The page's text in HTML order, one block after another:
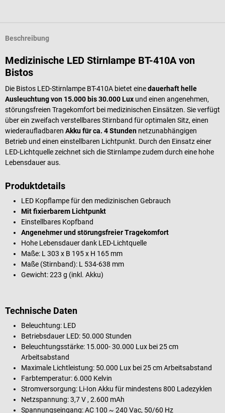
Beschreibung
Medizinische LED Stirnlampe BT-410A von
Bistos
Die Bistos LED-Stirnlampe BT-410A bietet einedauerhaft helle
Ausleuchtung von 15.000 bis 30.000 Lux und einen angenehmen,
störungsfreien Tragekomfort bei medizinischen Einsätzen. Sie verfügt
über ein zweifach verstellbares Stirnband für optimalen Sitz, einen
wiederaufladbaren Akku für ca. 4 Stunden netzunabhängigen
Betrieb und einen einstellbaren Lichtpunkt. Durch den Einsatz einer
LED-Lichtquelle zeichnet sich die Stirnlampe zudem durch eine hohe
Lebensdauer aus.
Produktdetails
LED Kopflampe für den medizinischen Gebrauch
Mit fixierbarem Lichtpunkt
Einstellbares Kopfband
Angenehmer und störungsfreier Tragekomfort
Hohe Lebensdauer dank LED-Lichtquelle
Maße: L 303 x B 195 x H 165 mm
Maße (Stirnband): L 534-638 mm
Gewicht: 223 g (inkl. Akku)
Technische Daten
Beleuchtung: LED
Betriebsdauer LED: 50.000 Stunden
Beleuchtungsstärke: 15.000- 30.000 Lux bei 25 cm
Arbeitsabstand
Maximale Lichtleistung: 50.000 Lux bei 25 cm Arbeitsabstand
Farbtemperatur: 6.000 Kelvin
Stromversorgung: Li-Ion Akku für mindestens 800 Ladezyklen
Netzspannung: 3,7 V , 2.600 mAh
Spannungseingang: AC 100 ~ 240 Vac, 50/60 Hz